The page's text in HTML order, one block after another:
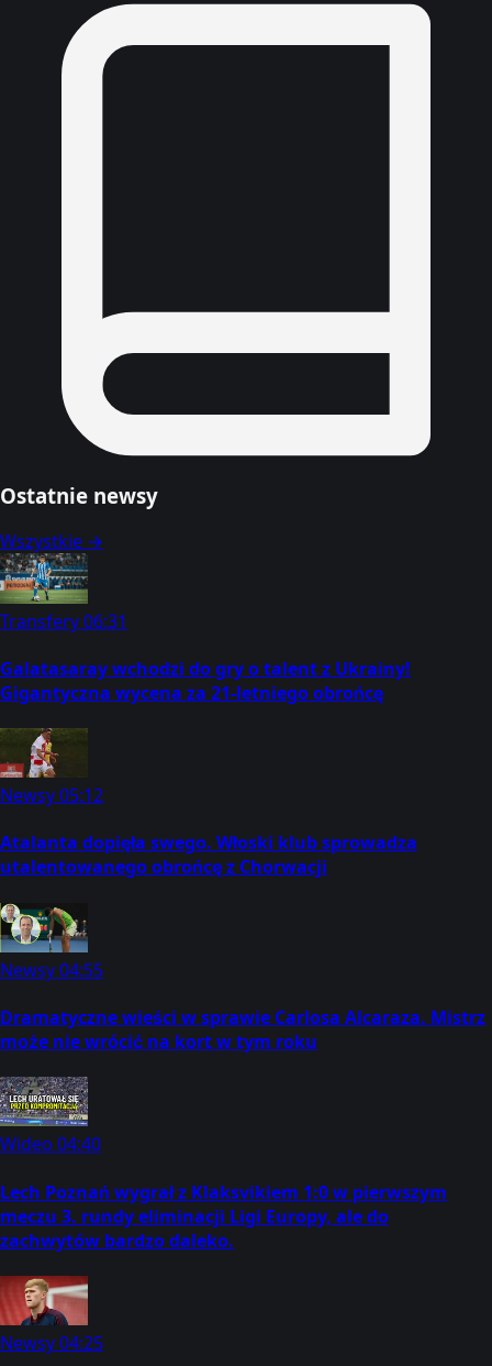
Ostatnie newsy
Wszystkie →
Transfery06:31
Galatasaray wchodzi do gry o talent z Ukrainy!
Gigantyczna wycena za 21-letniego obrońcę
Newsy05:12
Atalanta dopięła swego. Włoski klub sprowadza
utalentowanego obrońcę z Chorwacji
Newsy04:55
Dramatyczne wieści w sprawie Carlosa Alcaraza. Mistrz
może nie wrócić na kort w tym roku
Wideo 04:40
Lech Poznań wygrał z Klaksvikiem 1:0 w pierwszym
meczu 3. rundy eliminacji Ligi Europy, ale do
zachwytów bardzo daleko.
Newsy04:25